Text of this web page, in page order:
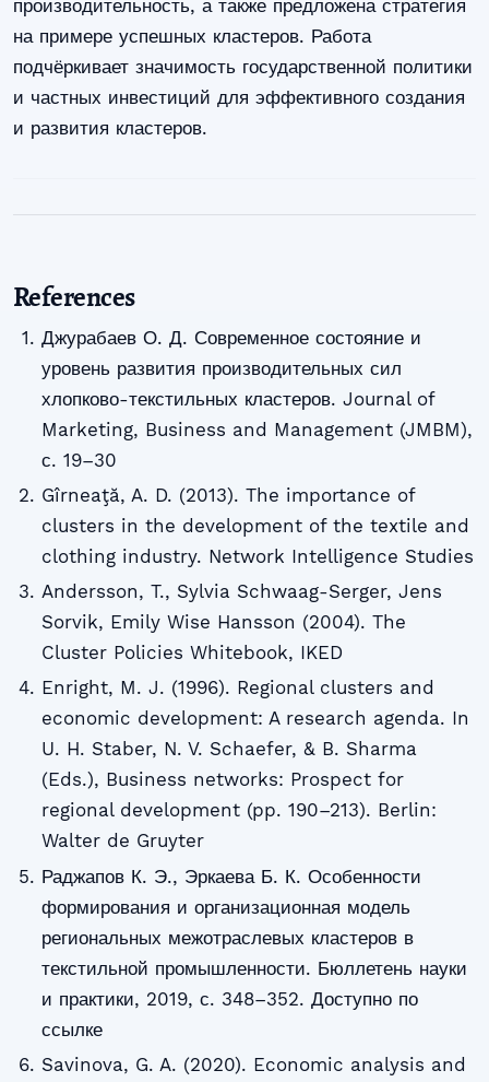
производительность, а также предложена стратегия
на примере успешных кластеров. Работа
подчёркивает значимость государственной политики
и частных инвестиций для эффективного создания
и развития кластеров.
References
Джурабаев О. Д. Современное состояние и
уровень развития производительных сил
хлопково-текстильных кластеров. Journal of
Marketing, Business and Management (JMBM),
с. 19–30
Gîrneaţă, A. D. (2013). The importance of
clusters in the development of the textile and
clothing industry. Network Intelligence Studies
Andersson, T., Sylvia Schwaag-Serger, Jens
Sorvik, Emily Wise Hansson (2004). The
Cluster Policies Whitebook, IKED
Enright, M. J. (1996). Regional clusters and
economic development: A research agenda. In
U. H. Staber, N. V. Schaefer, & B. Sharma
(Eds.), Business networks: Prospect for
regional development (pp. 190–213). Berlin:
Walter de Gruyter
Раджапов К. Э., Эркаева Б. К. Особенности
формирования и организационная модель
региональных межотраслевых кластеров в
текстильной промышленности. Бюллетень науки
и практики, 2019, с. 348–352. Доступно по
ссылке
Savinova, G. A. (2020). Economic analysis and